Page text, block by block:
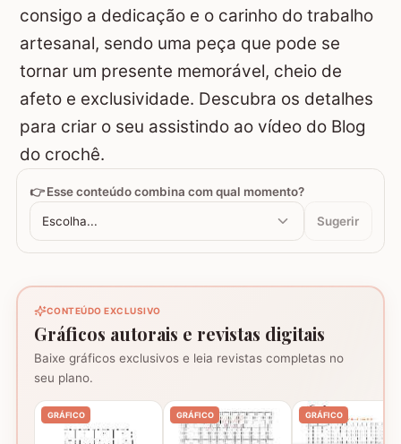
consigo a dedicação e o carinho do trabalho
artesanal, sendo uma peça que pode se
tornar um presente memorável, cheio de
afeto e exclusividade. Descubra os detalhes
para criar o seu assistindo ao vídeo do Blog
do crochê.
👉 Esse conteúdo combina com qual momento?
Escolha... Sugerir
CONTEÚDO EXCLUSIVO
Gráficos autorais e revistas digitais
Baixe gráficos exclusivos e leia revistas completas no
seu plano.
GRÁFICO GRÁFICO GRÁFICO